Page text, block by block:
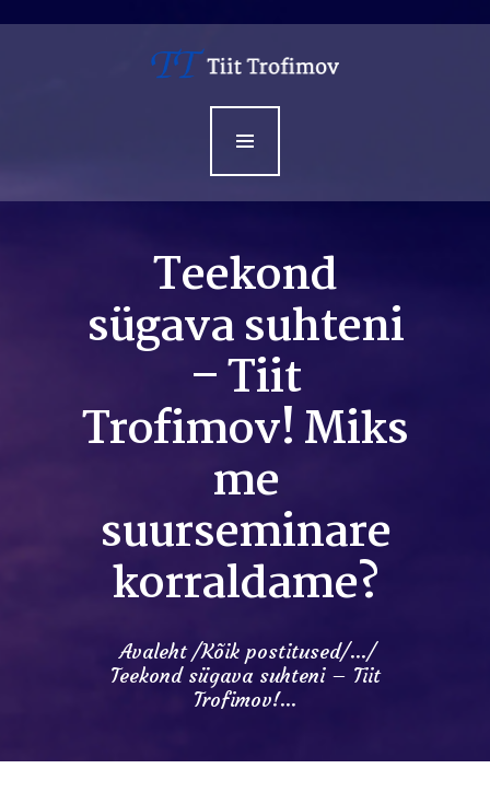
Teekond
sügava suhteni
– Tiit
Trofimov! Miks
me
suurseminare
korraldame?
Avaleht Kõik postitused ...
Teekond sügava suhteni – Tiit
Trofimov!...
Avaleht
Minust
Sündmused